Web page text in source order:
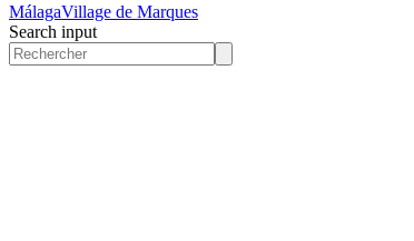
MálagaVillage de Marques
Search input